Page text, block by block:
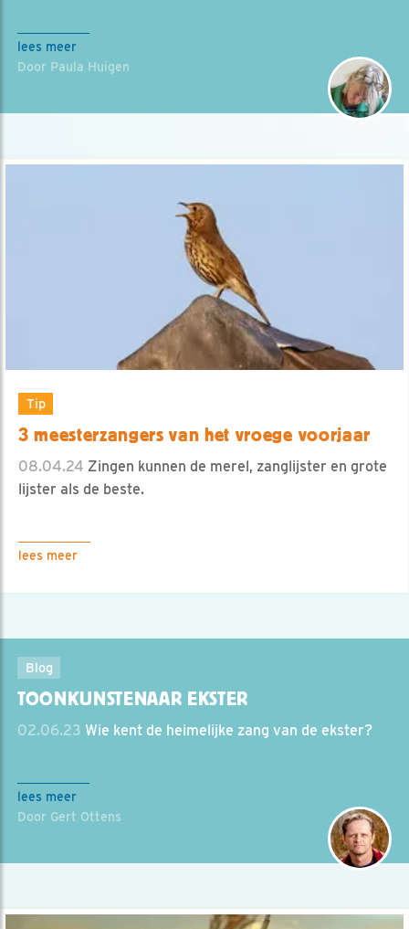
lees meer
Door Paula Huigen
Tip
3 meesterzangers van het vroege voorjaar
08.04.24 Zingen kunnen de merel, zanglijster en grote
lijster als de beste.
lees meer
Blog
TOONKUNSTENAAR EKSTER
02.06.23 Wie kent de heimelijke zang van de ekster?
lees meer
Door Gert Ottens